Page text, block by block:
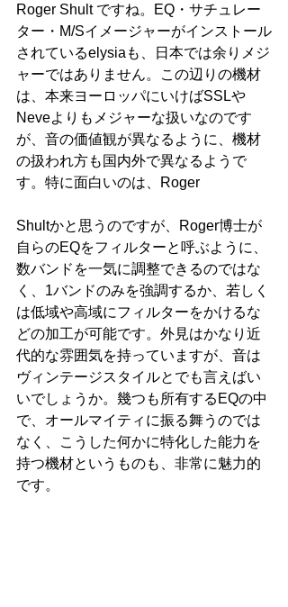
Roger Shult ですね。EQ・サチュレー
ター・M/Sイメージャーがインストール
されているelysiaも、日本では余りメジ
ャーではありません。この辺りの機材
は、本来ヨーロッパにいけばSSLや
Neveよりもメジャーな扱いなのです
が、音の価値観が異なるように、機材
の扱われ方も国内外で異なるようで
す。特に面白いのは、Roger
Shultかと思うのですが、Roger博士が
自らのEQをフィルターと呼ぶように、
数バンドを一気に調整できるのではな
く、1バンドのみを強調するか、若しく
は低域や高域にフィルターをかけるな
どの加工が可能です。外見はかなり近
代的な雰囲気を持っていますが、音は
ヴィンテージスタイルとでも言えばい
いでしょうか。幾つも所有するEQの中
で、オールマイティに振る舞うのでは
なく、こうした何かに特化した能力を
持つ機材というものも、非常に魅力的
です。